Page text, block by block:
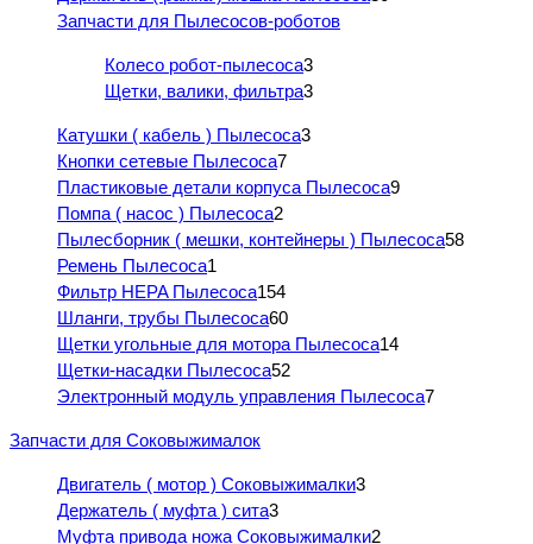
Запчасти для Пылесосов-роботов
Колесо робот-пылесоса3
Щетки, валики, фильтра3
Катушки ( кабель ) Пылесоса3
Кнопки сетевые Пылесоса7
Пластиковые детали корпуса Пылесоса9
Помпа ( насос ) Пылесоса2
Пылесборник ( мешки, контейнеры ) Пылесоса58
Ремень Пылесоса1
Фильтр HEPA Пылесоса154
Шланги, трубы Пылесоса60
Щетки угольные для мотора Пылесоса14
Щетки-насадки Пылесоса52
Электронный модуль управления Пылесоса7
Запчасти для Соковыжималок
Двигатель ( мотор ) Соковыжималки3
Держатель ( муфта ) сита3
Муфта привода ножа Соковыжималки2